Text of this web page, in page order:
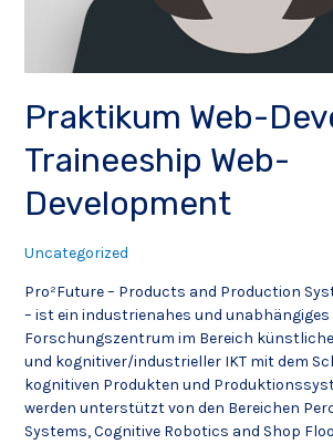
Praktikum Web-
Traineeship Web-
Development
Uncategorized
Pro²Future – Products and Production
– ist ein industrienahes und unabhängiges
Forschungszentrum im Bereich
und kognitiver/industrieller IKT mit dem
kognitiven Produkten und
werden unterstützt von den Bereichen
Systems, Cognitive Robotics and Shop